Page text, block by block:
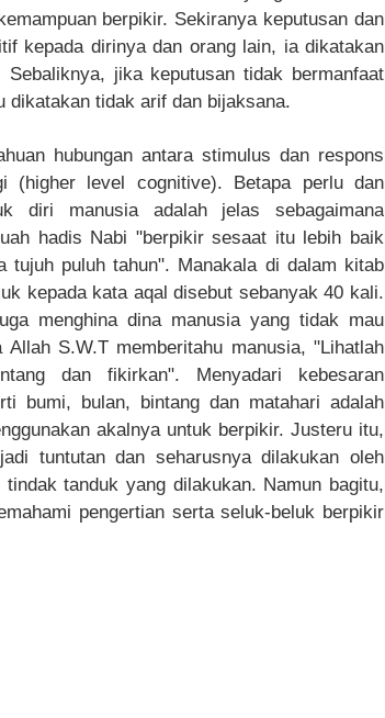
berpikir. Sekiranya keputusan dan
kepada dirinya dan orang lain, ia dikatakan
jika keputusan tidak bermanfaat
dikatakan tidak arif dan bijaksana.
hubungan antara stimulus dan respons
(higher level cognitive). Betapa perlu dan
diri manusia adalah jelas sebagaimana
hadis Nabi "berpikir sesaat itu lebih baik
tujuh puluh tahun". Manakala di dalam kitab
kepada kata aqal disebut sebanyak 40 kali.
menghina dina manusia yang tidak mau
S.W.T memberitahu manusia, "Lihatlah
dan fikirkan". Menyadari kebesaran
bumi, bulan, bintang dan matahari adalah
akalnya untuk berpikir. Justeru itu,
tuntutan dan seharusnya dilakukan oleh
tanduk yang dilakukan. Namun bagitu,
pengertian serta seluk-beluk berpikir